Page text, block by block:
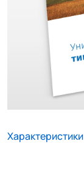
Характеристики